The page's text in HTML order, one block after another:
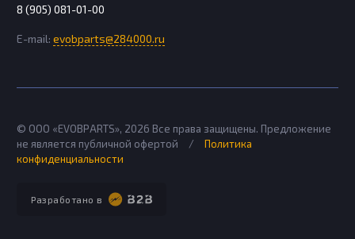
8 (905) 081-01-00
E-mail: evobparts@284000.ru
Разработано в
© ООО «EVOBPARTS», 2026 Все права защищены. Предложение
не является публичной офертой
/
Политика
конфиденциальности